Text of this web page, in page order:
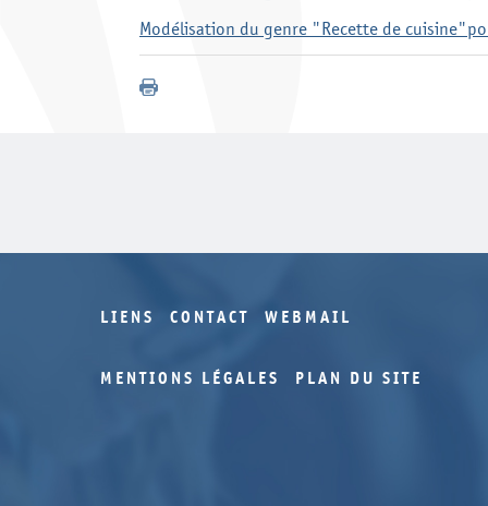
Modélisation du genre "Recette de
LIENS CONTACT WEBMAIL
MENTIONS LÉGALES PLAN DU SITE